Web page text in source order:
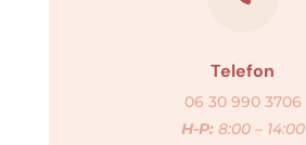
Telefon
06 30 990 3706
H-P:8:00 – 14:00